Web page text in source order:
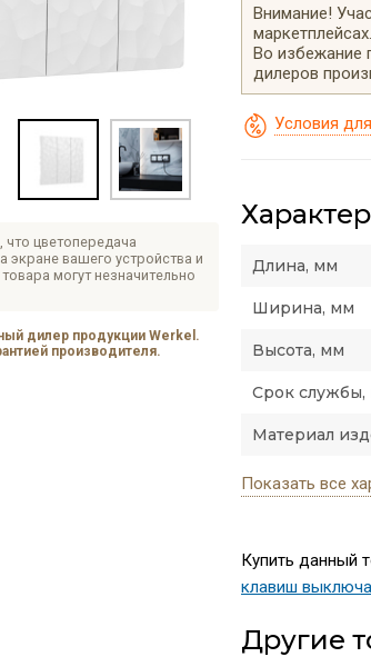
что цветопередача
экране вашего устройства и
могут незначительно
дилер продукции Werkel.
производителя.
Внимание!
маркетплейсах.
Во избежание
дилеров
Условия
Длина, мм
Ширина, мм
Высота, мм
Срок службы,
Материал
Показать все
Купить данный
клавиш
Другие